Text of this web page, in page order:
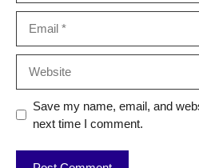
Save my name, email, and
next time I comment.